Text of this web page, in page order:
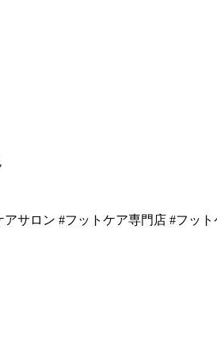
サロン #フットケア専門店 #フット